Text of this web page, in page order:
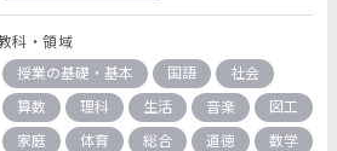
科・領域
授業の基礎・基本
国語
社会
算数
理科 生活 音楽
図工
家庭
体育 総合 道徳
数学